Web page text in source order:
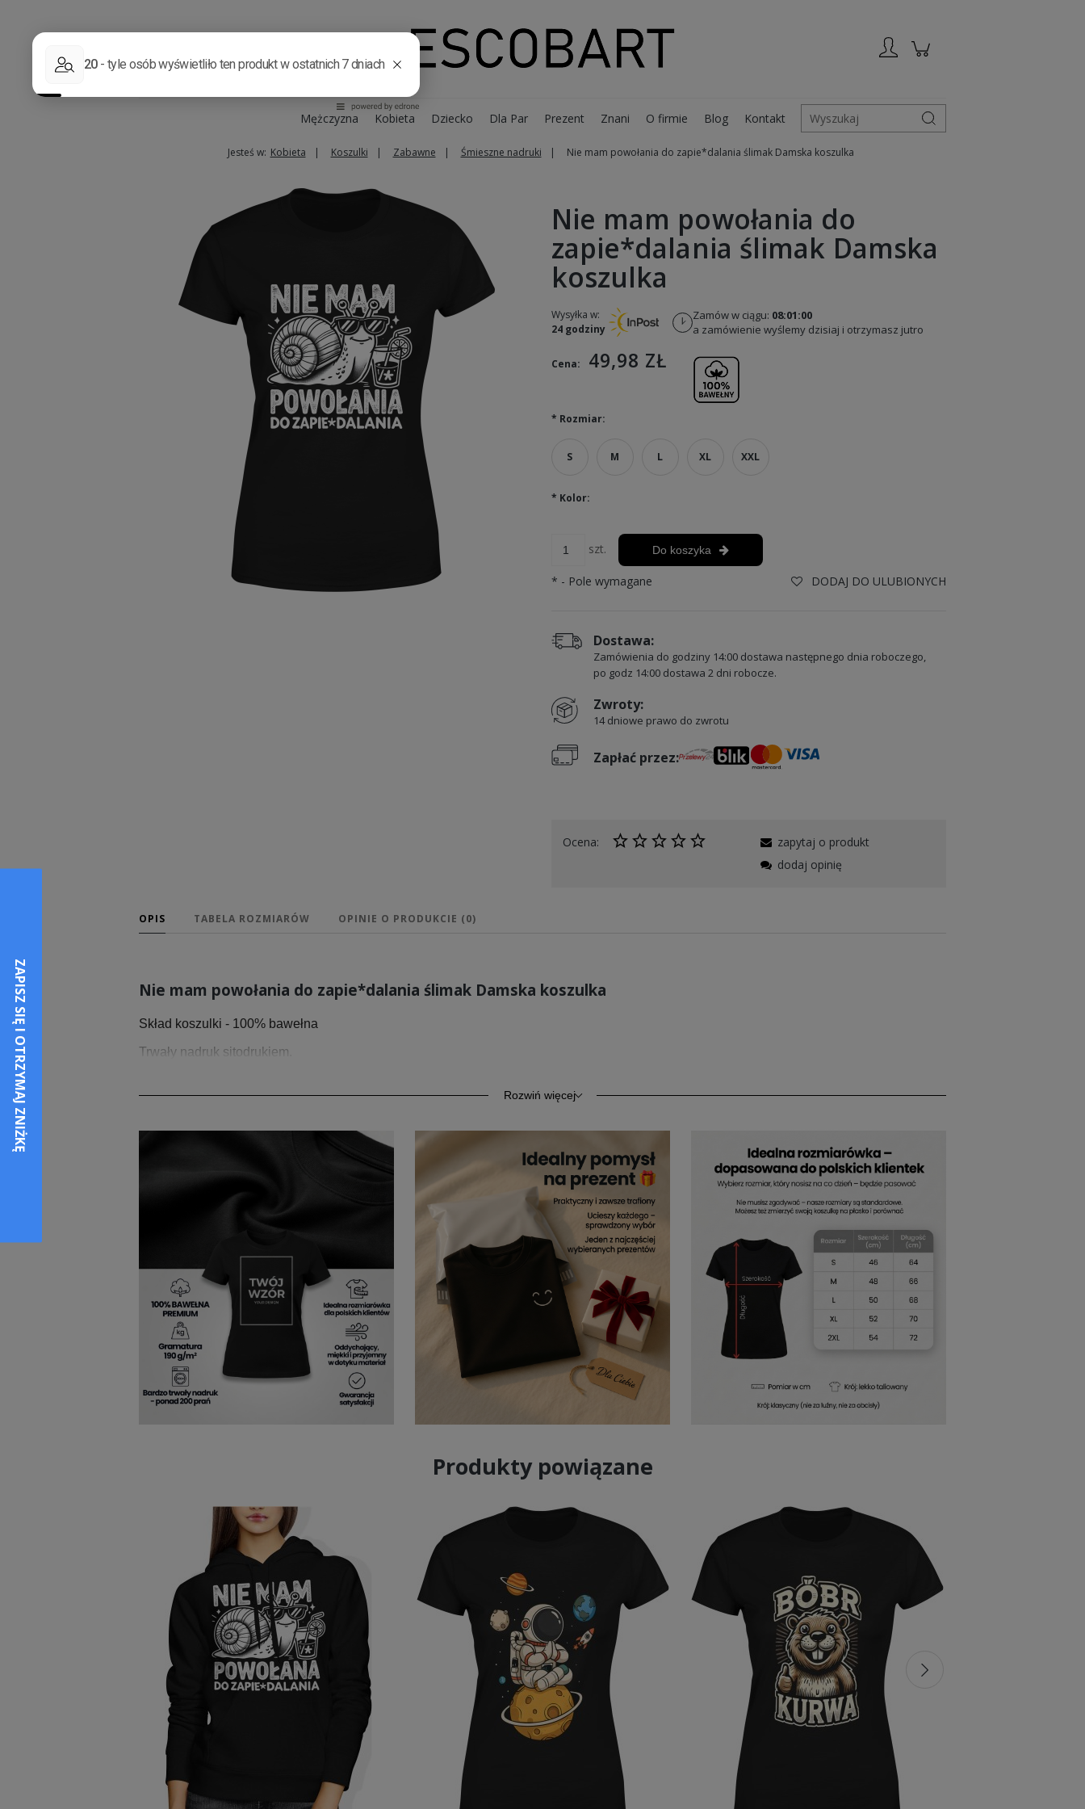
Mężczyzna Kobieta Dziecko Dla Par Prezent Znani O firmie Blog Kontakt Wyszukaj
Jesteś w: Kobieta Koszulki Zabawne Śmieszne nadruki Nie mam powołania do zapie*dalania ślimak Damska koszulka
Nie mam powołania do
zapie*dalania ślimak Damska
koszulka
Wysyłka w:
24 godziny
Zamów w ciągu: 08:01:00
a zamówienie wyślemy dzisiaj i otrzymasz jutro
Cena: 49,98 ZŁ
* Rozmiar:
S M L XL XXL
* Kolor:
szt. Do koszyka
DODAJ DO ULUBIONYCH
* - Pole wymagane
Dostawa:
Zamówienia do godziny 14:00 dostawa następnego dnia roboczego,
po godz 14:00 dostawa 2 dni robocze.
Zwroty:
14 dniowe prawo do zwrotu
Zapłać przez:
Ocena:
zapytaj o produkt
dodaj opinię
OPIS TABELA ROZMIARÓW OPINIE O PRODUKCIE (0)
Nie mam powołania do zapie*dalania ślimak Damska koszulka
Skład koszulki - 100% bawełna
Trwały nadruk sitodrukiem.
wytrzymałości. Klasyczny krój i styl zapewnia komfort codziennego użytkowania. Kołnierzyk wykończony ściągaczem z taśmą wzmacniającą
Rozwiń więcej
Produkty powiązane